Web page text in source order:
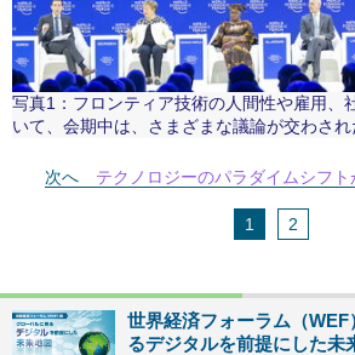
写真1：フロンティア技術の人間性や雇用、
いて、会期中は、さまざまな議論が交わされ
次へ テクノロジーのパラダイムシフト
1 2
世界経済フォーラム（
るデジタルを前提にした未